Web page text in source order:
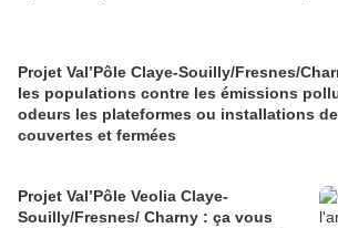
Projet Val’Pôle Claye-Souilly/Fresnes/
les populations contre les émissions
odeurs les plateformes ou installations
couvertes et fermées
Projet Val’Pôle Veolia Claye-
Souilly/Fresnes/ Charny : ça vous